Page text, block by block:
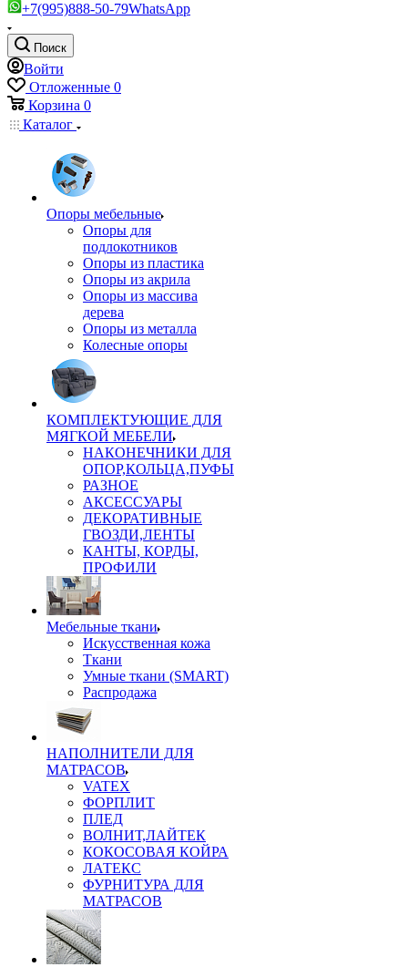
+7(995)888-50-79WhatsApp
Поиск
Войти
Отложенные 0
Корзина 0
Каталог
Опоры мебельные
Опоры для
подлокотников
Опоры из пластика
Опоры из акрила
Опоры из массива
дерева
Опоры из металла
Колесные опоры
КОМПЛЕКТУЮЩИЕ ДЛЯ
МЯГКОЙ МЕБЕЛИ
НАКОНЕЧНИКИ ДЛЯ
ОПОР,КОЛЬЦА,ПУФЫ
РАЗНОЕ
АКСЕССУАРЫ
ДЕКОРАТИВНЫЕ
ГВОЗДИ,ЛЕНТЫ
КАНТЫ, КОРДЫ,
ПРОФИЛИ
Мебельные ткани
Искусственная кожа
Ткани
Умные ткани (SMART)
Распродажа
НАПОЛНИТЕЛИ ДЛЯ
МАТРАСОВ
VATEX
ФОРПЛИТ
ПЛЕД
ВОЛНИТ,ЛАЙТЕК
КОКОСОВАЯ КОЙРА
ЛАТЕКС
ФУРНИТУРА ДЛЯ
МАТРАСОВ